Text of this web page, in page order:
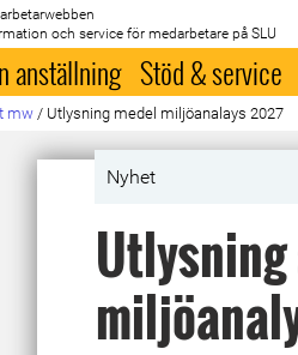
och service för medarbetare på SLU
anställning Stöd & service
mw / Utlysning medel miljöanalays 2027
Nyhet